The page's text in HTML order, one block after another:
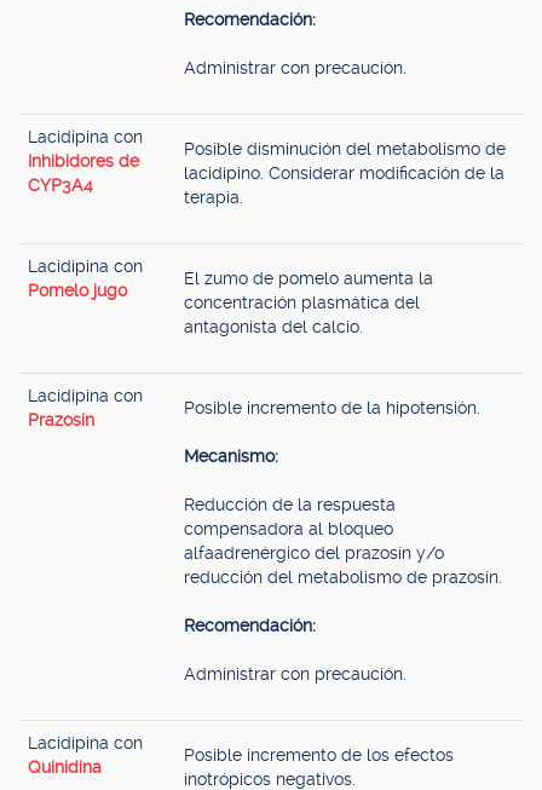
Recomendación:
Administrar con precaución.
Lacidipina con
Inhibidores de
CYP3A4
Posible disminución del metabolismo de
lacidipino. Considerar modificación de la
terapia.
Lacidipina con
Pomelo jugo
El zumo de pomelo aumenta la
concentración plasmática del
antagonista del calcio.
Lacidipina con
Prazosín
Posible incremento de la hipotensión.
Mecanismo:
Reducción de la respuesta
compensadora al bloqueo
alfaadrenérgico del prazosín y/o
reducción del metabolismo de prazosín.
Recomendación:
Administrar con precaución.
Lacidipina con
Quinidina
Posible incremento de los efectos
inotrópicos negativos.